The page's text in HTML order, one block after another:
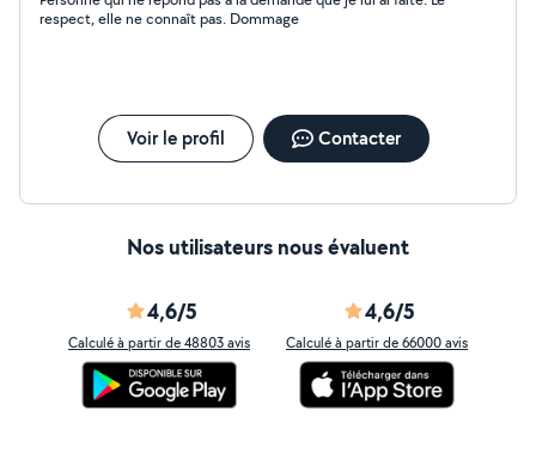
respect, elle ne connaît pas. Dommage
Voir le profil Contacter
Nos utilisateurs nous évaluent
4,6/5
Calculé à partir de 48803 avis
4,6/5
Calculé à partir de 66000 avis